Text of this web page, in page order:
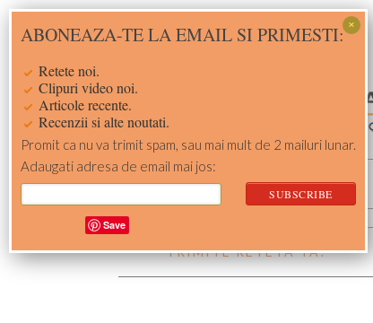
Skip
to
Skip
to
Skip
to
Skip
to
ACASA RETETE
TRIMITE RETETA TA!
ABONEAZA-TE LA EMAIL SI PRIMESTI:
Retete noi.
Clipuri video noi.
Articole recente.
Recenzii si alte noutati.
Promit ca nu va trimit spam, sau mai mult de 2 mailuri lunar.
Adaugati adresa de email mai jos:
Save